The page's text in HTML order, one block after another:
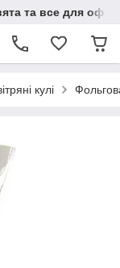
та все для
кулі